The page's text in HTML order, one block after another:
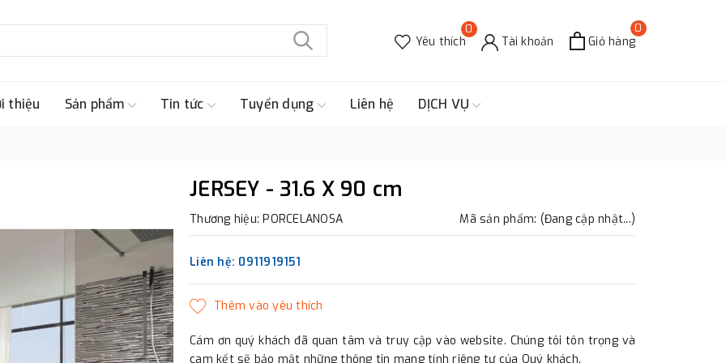
0
Yêu thích Tài khoản
0
Giỏ hàng
thiệu Sản phẩm Tin tức Tuyển dụng Liên hệ DỊCH VỤ
JERSEY - 31.6 X 90 cm
Thương hiệu: PORCELANOSA Mã sản phẩm: (Đang cập nhật...)
Liên hệ: 0911919151
Cám ơn quý khách đã quan tâm và truy cập vào website. Chúng tôi tôn trọng và
cam kết sẽ bảo mật những thông tin mang tính riêng tư của Quý khách.